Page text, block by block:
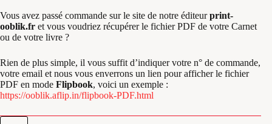
Vous avez passé commande sur le site de notre éditeurprint-
ooblik.fr et vous voudriez récupérer le fichier PDF de votre Carnet
ou de votre livre ?
Rien de plus simple, il vous suffit d’indiquer votre n° de commande,
votre email et nous vous enverrons un lien pour afficher le fichier
PDF en mode Flipbook, voici un exemple :
https://ooblik.aflip.in/flipbook-PDF.html